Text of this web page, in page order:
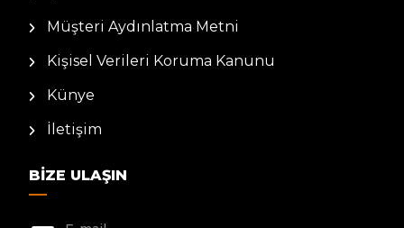
Müşteri Aydınlatma Metni
Kişisel Verileri Koruma Kanunu
Künye
İletişim
BIZE ULAŞIN